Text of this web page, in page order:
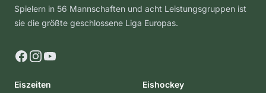
Spielern in 56 Mannschaften und acht Leistungsgruppen ist
sie die größte geschlossene Liga Europas.
Facebook
Instagram
YouTube
Eiszeiten Eishockey